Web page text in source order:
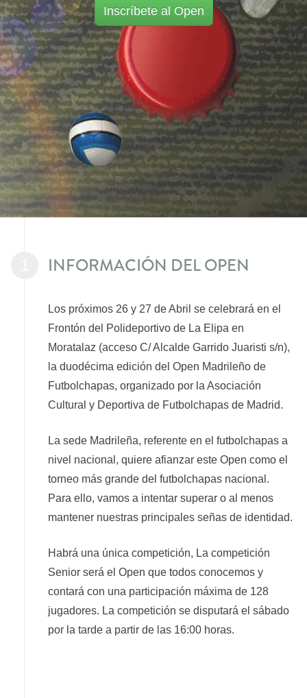
Inscríbete al Open
INFORMACIÓN DEL OPEN
Los próximos 26 y 27 de Abril se celebrará en el
Frontón del Polideportivo de La Elipa en
Moratalaz (acceso C/ Alcalde Garrido Juaristi s/n),
la duodécima edición del Open Madrileño de
Futbolchapas, organizado por la Asociación
Cultural y Deportiva de Futbolchapas de Madrid.
La sede Madrileña, referente en el futbolchapas a
nivel nacional, quiere afianzar este Open como el
torneo más grande del futbolchapas nacional.
Para ello, vamos a intentar superar o al menos
mantener nuestras principales señas de identidad.
Habrá una única competición, La competición
Senior será el Open que todos conocemos y
contará con una participación máxima de 128
jugadores. La competición se disputará el sábado
por la tarde a partir de las 16:00 horas.